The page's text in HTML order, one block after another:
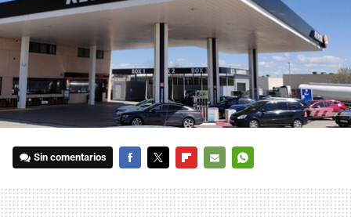
Sin comentarios
MAIL